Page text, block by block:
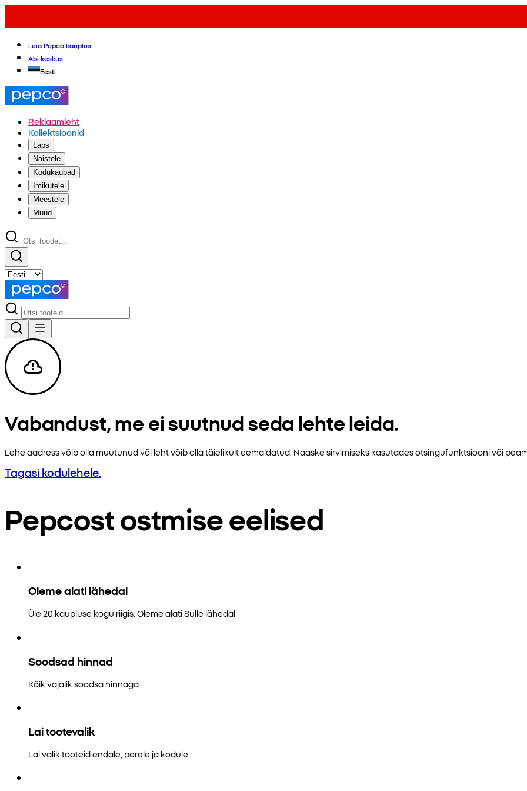
Leia Pepco kauplus
Abi keskus
Eesti
Reklaamleht
Kollektsioonid
Laps
Naistele
Kodukaubad
Imikutele
Meestele
Muud
Vabandust, me ei suutnud seda lehte leida.
Lehe aadress võib olla muutunud või leht võib olla täielikult eemaldatud. Naaske sirvimiseks kasutades otsingufunktsiooni või
Tagasi kodulehele.
Pepcost ostmise eelised
Oleme alati lähedal
Üle 20 kaupluse kogu riigis. Oleme alati Sulle lähedal
Soodsad hinnad
Kõik vajalik soodsa hinnaga
Lai tootevalik
Lai valik tooteid endale, perele ja kodule